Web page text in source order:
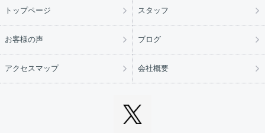
トップページ スタッフ
お客様の声 ブログ
アクセスマップ 会社概要